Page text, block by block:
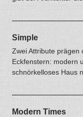
Simple
Zwei Attribute prägen
Eckfenstern: modern
schnörkelloses Haus
Modern Times